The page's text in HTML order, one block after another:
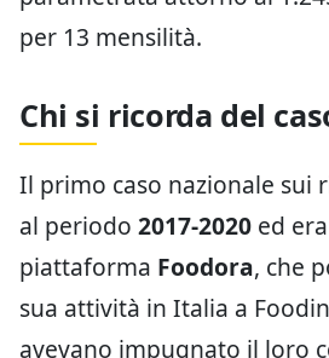
per 13 mensilità.
Chi si ricorda del
Il primo caso nazionale sui
al periodo 2017‑2020 ed
piattaforma Foodora, che
sua attività in Italia a
avevano impugnato il loro